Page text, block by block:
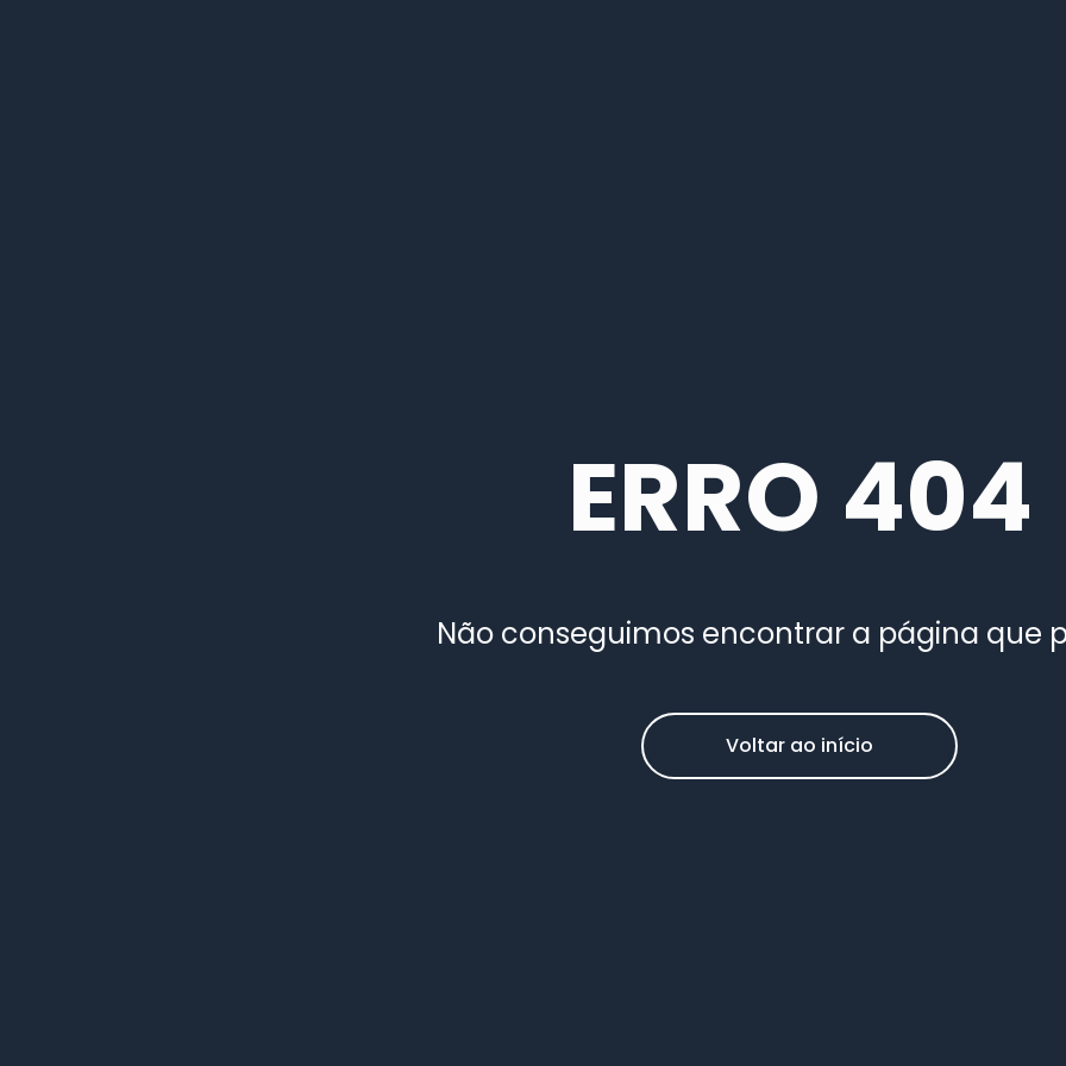
ERRO 404
Não conseguimos encontrar a página que
Voltar ao início